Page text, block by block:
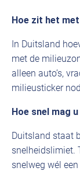
Hoe zit het
In Duitsland
met de
alleen auto’s,
milieusticker
Hoe snel mag
Duitsland staat
snelheidslimiet.
snelweg wél